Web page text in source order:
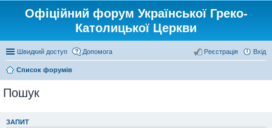
Офіційний форум Української Греко-
Католицької Церкви
Швидкий доступ Допомога Вхід
Реєстрація
Список форумів
Пошук
ЗАПИТ